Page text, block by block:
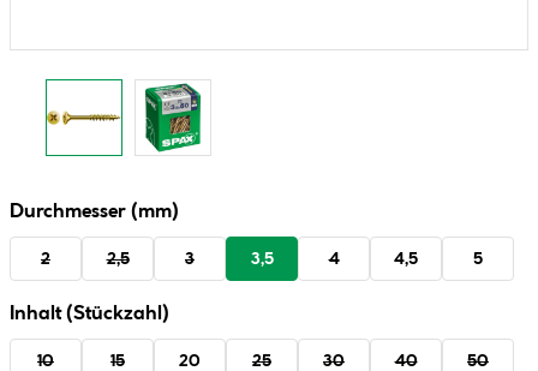
Durchmesser (mm)
2 2,5 3 3,5 4 4,5 5
Inhalt (Stückzahl)
10 15 20 25 30 40 50